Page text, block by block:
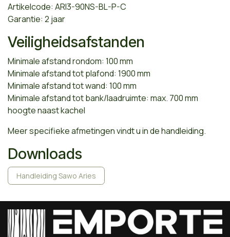
Artikelcode: ARI3-90NS-BL-P-C
Garantie: 2 jaar
Veiligheidsafstanden
Minimale afstand rondom: 100 mm
Minimale afstand tot plafond: 1900 mm
Minimale afstand tot wand: 100 mm
Minimale afstand tot bank/laadruimte: max. 700 mm
hoogte naast kachel
Meer specifieke afmetingen vindt u in de handleiding.
Downloads
Handleiding Sawo Aries